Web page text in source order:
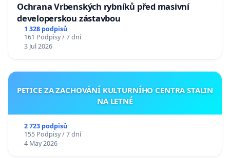
Ochrana Vrbenských rybníků před masivní
developerskou zástavbou
1 328 podpisů
161 Podpisy / 7 dní
3 Jul 2026
PETICE ZA ZACHOVÁNÍ KULTURNÍHO CENTRA STALIN
NA LETNÉ
2 723 podpisů
155 Podpisy / 7 dní
4 May 2026